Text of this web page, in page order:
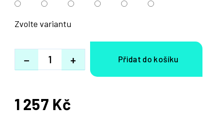
Zvolte variantu
+
−
1 257 Kč
Měrná